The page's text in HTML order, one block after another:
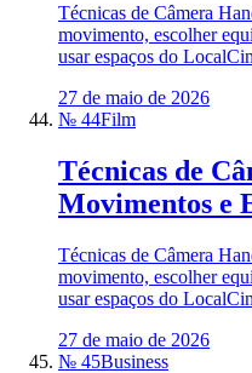
Técnicas de Câmera
movimento, escolher
usar espaços do
27 de maio de 2026
№ 44Film
Técnicas de
Movimentos e
Técnicas de Câmera
movimento, escolher
usar espaços do
27 de maio de 2026
№ 45Business